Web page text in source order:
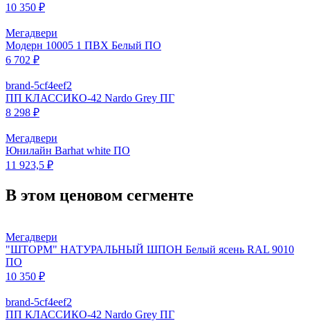
10 350 ₽
Мегадвери
Модерн 10005 1 ПВХ Белый ПО
6 702 ₽
brand-5cf4eef2
ПП КЛАССИКО-42 Nardo Grey ПГ
8 298 ₽
Мегадвери
Юнилайн Barhat white ПО
11 923,5 ₽
В этом ценовом сегменте
Мегадвери
"ШТОРМ" НАТУРАЛЬНЫЙ ШПОН Белый ясень RAL 9010
ПО
10 350 ₽
brand-5cf4eef2
ПП КЛАССИКО-42 Nardo Grey ПГ